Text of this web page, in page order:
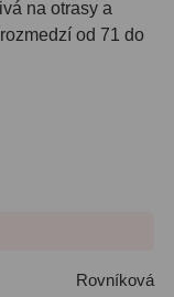
na otrasy a
od 71 do
Rovníková